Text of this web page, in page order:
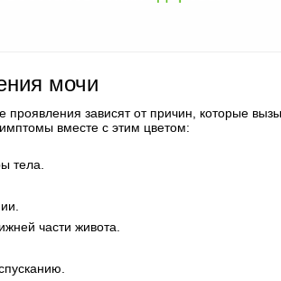
мочи
проявления зависят от причин, которые
вместе с этим цветом:
тела.
части живота.